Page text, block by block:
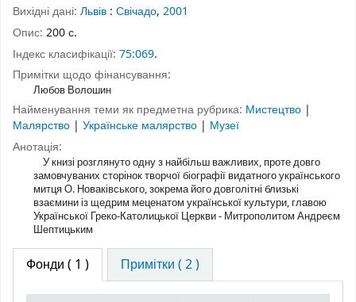
Вихідні дані: Львів : Свічадо, 2001
Опис: 200 с.
Індекс класифікації: 75:069.
Примітки щодо фінансування:
Любов Волошин
Найменування теми як предметна рубрика: Мистецтво |
Малярство | Українське малярство | Музеї
Анотація:
У книзі розглянуто одну з найбільш важливих, проте довго
замовчуваних сторінок творчої біографії видатного українського
митця О. Новаківського, зокрема його довголітні близькі
взаємини із щедрим меценатом української культури, главою
Української Греко-Католицької Церкви - Митрополитом Андреєм
Шептицьким
Фонди ( 1 ) Примітки ( 2 )